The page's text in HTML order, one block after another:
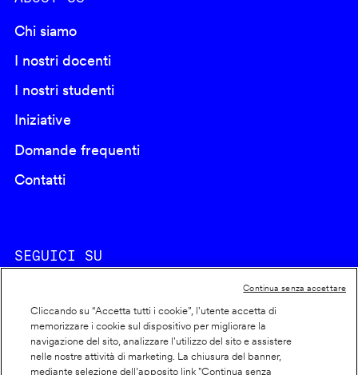
Chi siamo
I nostri docenti
I nostri studenti
Iniziative
Domande frequenti
Contatti
SEGUICI SU
Cookie policy
Cliccando su “Accetta tutti i cookie”, l'utente accetta di
memorizzare i cookie sul dispositivo per migliorare la
navigazione del sito, analizzare l'utilizzo del sito e assistere
nelle nostre attività di marketing. La chiusura del banner,
mediante selezione dell’apposito link "Continua senza
Continua senza accettare